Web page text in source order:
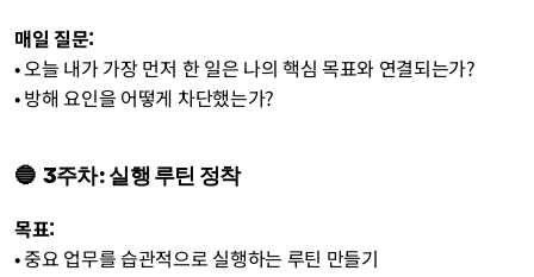
매일 질문:
• 오늘 내가 가장 먼저 한 일은 나의 핵심 목표와 연결되는가?
• 방해 요인을 어떻게 차단했는가?
🔵 3주차: 실행 루틴 정착
목표:
• 중요 업무를 습관적으로 실행하는 루틴 만들기